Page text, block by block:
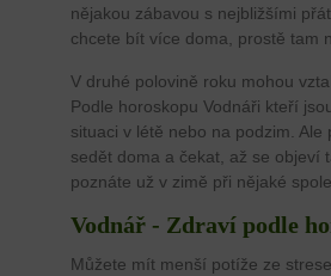
nějakou zábavou s nejbližšími
chcete bít více doma, prostě tam
V druhé polovině roku mohou
Podle horoskopu Vodnáři kteří
situaci v létě nebo na podzim.
sedět doma a čekat, až se objeví
poznáte už v zimě při nějaké
Vodnář - Zdraví podle
Můžete mít menší potíže ze